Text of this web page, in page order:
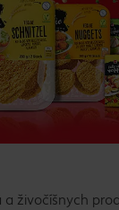
živočíšnych